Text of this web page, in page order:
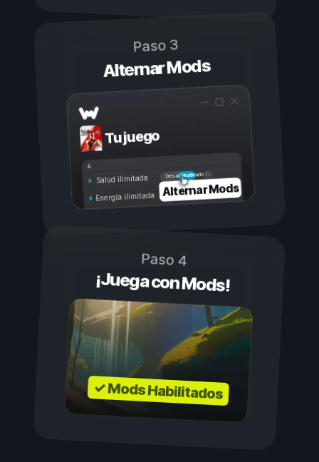
Paso 3
Alternar Mods
Tu juego
Activado
Desactivado
Salud ilimitada
Energía ilimitada Alternar Mods
Paso 4
¡Juega con Mods!
✓ Mods Habilitados